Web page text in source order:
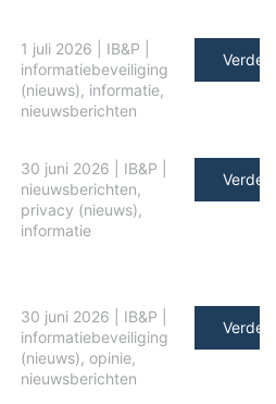
1 juli 2026 IB&P
informatiebeveiliging
(nieuws), informatie,
nieuwsberichten
Verder
30 juni 2026 IB&P
nieuwsberichten,
privacy (nieuws),
informatie
Verder
30 juni 2026 IB&P
informatiebeveiliging
(nieuws), opinie,
nieuwsberichten
Verder